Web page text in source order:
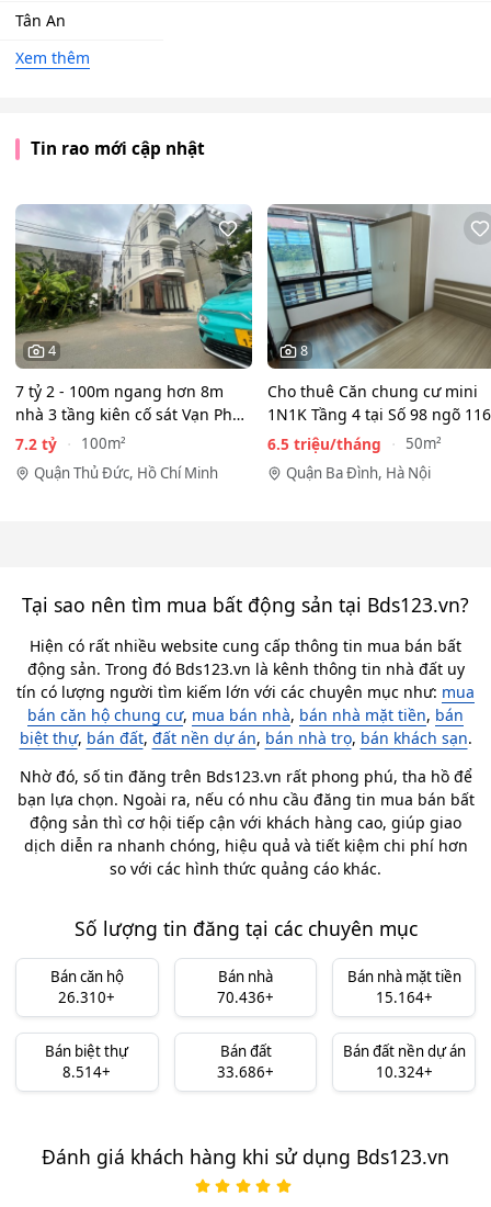
Tân An
Xem thêm
Tin rao mới cập nhật
4
7 tỷ 2 - 100m ngang hơn 8m
nhà 3 tầng kiên cố sát Vạn Phúc
City - HẺM XE HƠI…
7.2 tỷ
100m²
Quận Thủ Đức, Hồ Chí Minh
8
Cho thuê Căn chung cư mini
1N1K Tầng 4 tại Số 98 ngõ 116
Phan Kế Bính, Ba Đình.…
6.5 triệu/tháng
50m²
Quận Ba Đình, Hà Nội
Tại sao nên tìm mua bất động sản tại Bds123.vn?
Hiện có rất nhiều website cung cấp thông tin mua bán bất
động sản. Trong đó Bds123.vn là kênh thông tin nhà đất uy
tín có lượng người tìm kiếm lớn với các chuyên mục như: mua
bán căn hộ chung cư, mua bán nhà, bán nhà mặt tiền, bán
biệt thự, bán đất, đất nền dự án, bán nhà trọ, bán khách sạn.
Nhờ đó, số tin đăng trên Bds123.vn rất phong phú, tha hồ để
bạn lựa chọn. Ngoài ra, nếu có nhu cầu đăng tin mua bán bất
động sản thì cơ hội tiếp cận với khách hàng cao, giúp giao
dịch diễn ra nhanh chóng, hiệu quả và tiết kiệm chi phí hơn
so với các hình thức quảng cáo khác.
Số lượng tin đăng tại các chuyên mục
Bán căn hộ
26.310+
Bán nhà
70.436+
Bán nhà mặt tiền
15.164+
Bán biệt thự
8.514+
Bán đất
33.686+
Bán đất nền dự án
10.324+
Đánh giá khách hàng khi sử dụng Bds123.vn